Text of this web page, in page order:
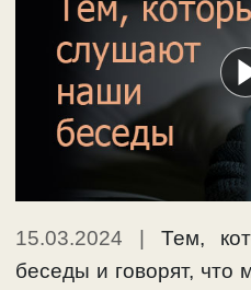
15.03.2024 | Тем,
беседы и говорят,